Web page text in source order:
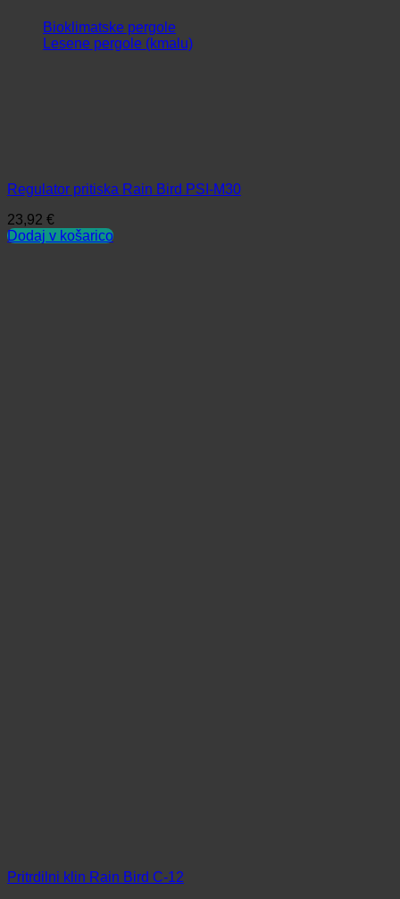
Bioklimatske pergole
Lesene pergole (kmalu)
Regulator pritiska Rain Bird PSI-M30
23,92 €
Dodaj v košarico
Pritrdilni klin Rain Bird C-12